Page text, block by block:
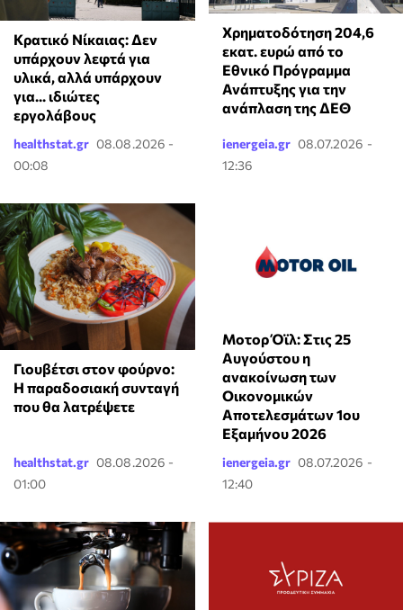
Κρατικό Νίκαιας: Δεν
υπάρχουν λεφτά για
υλικά, αλλά υπάρχουν
για... ιδιώτες
εργολάβους
healthstat.gr 08.08.2026 -
00:08
Χρηματοδότηση 204,6
εκατ. ευρώ από το
Εθνικό Πρόγραμμα
Ανάπτυξης για την
ανάπλαση της ΔΕΘ
ienergeia.gr 08.07.2026 -
12:36
Γιουβέτσι στον φούρνο:
Η παραδοσιακή συνταγή
που θα λατρέψετε
healthstat.gr 08.08.2026 -
01:00
Μοτορ Όϊλ: Στις 25
Αυγούστου η
ανακοίνωση των
Οικονομικών
Αποτελεσμάτων 1ου
Εξαμήνου 2026
ienergeia.gr 08.07.2026 -
12:40